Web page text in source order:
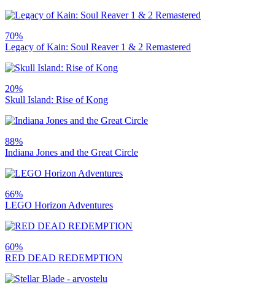
70%
Legacy of Kain: Soul Reaver 1 & 2 Remastered
20%
Skull Island: Rise of Kong
88%
Indiana Jones and the Great Circle
66%
LEGO Horizon Adventures
60%
RED DEAD REDEMPTION